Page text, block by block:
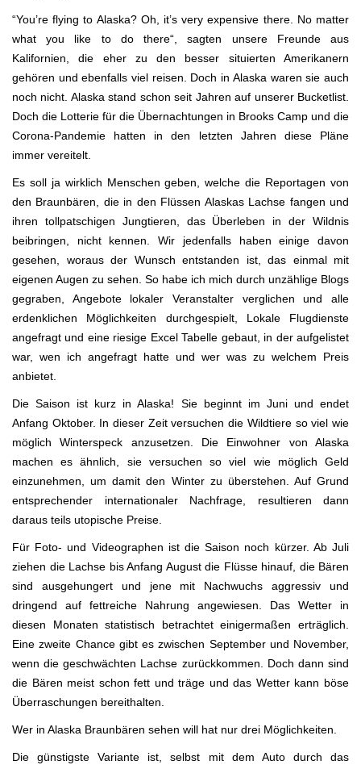
“You’re flying to Alaska? Oh, it’s very expensive there. No matter
what you like to do there“, sagten unsere Freunde aus
Kalifornien, die eher zu den besser situierten Amerikanern
gehören und ebenfalls viel reisen. Doch in Alaska waren sie auch
noch nicht. Alaska stand schon seit Jahren auf unserer Bucketlist.
Doch die Lotterie für die Übernachtungen in Brooks Camp und die
Corona-Pandemie hatten in den letzten Jahren diese Pläne
immer vereitelt.
Es soll ja wirklich Menschen geben, welche die Reportagen von
den Braunbären, die in den Flüssen Alaskas Lachse fangen und
ihren tollpatschigen Jungtieren, das Überleben in der Wildnis
beibringen, nicht kennen. Wir jedenfalls haben einige davon
gesehen, woraus der Wunsch entstanden ist, das einmal mit
eigenen Augen zu sehen. So habe ich mich durch unzählige Blogs
gegraben, Angebote lokaler Veranstalter verglichen und alle
erdenklichen Möglichkeiten durchgespielt, Lokale Flugdienste
angefragt und eine riesige Excel Tabelle gebaut, in der aufgelistet
war, wen ich angefragt hatte und wer was zu welchem Preis
anbietet.
Die Saison ist kurz in Alaska! Sie beginnt im Juni und endet
Anfang Oktober. In dieser Zeit versuchen die Wildtiere so viel wie
möglich Winterspeck anzusetzen. Die Einwohner von Alaska
machen es ähnlich, sie versuchen so viel wie möglich Geld
einzunehmen, um damit den Winter zu überstehen. Auf Grund
entsprechender internationaler Nachfrage, resultieren dann
daraus teils utopische Preise.
Für Foto- und Videographen ist die Saison noch kürzer. Ab Juli
ziehen die Lachse bis Anfang August die Flüsse hinauf, die Bären
sind ausgehungert und jene mit Nachwuchs aggressiv und
dringend auf fettreiche Nahrung angewiesen. Das Wetter in
diesen Monaten statistisch betrachtet einigermaßen erträglich.
Eine zweite Chance gibt es zwischen September und November,
wenn die geschwächten Lachse zurückkommen. Doch dann sind
die Bären meist schon fett und träge und das Wetter kann böse
Überraschungen bereithalten.
Wer in Alaska Braunbären sehen will hat nur drei Möglichkeiten.
Die günstigste Variante ist, selbst mit dem Auto durch das